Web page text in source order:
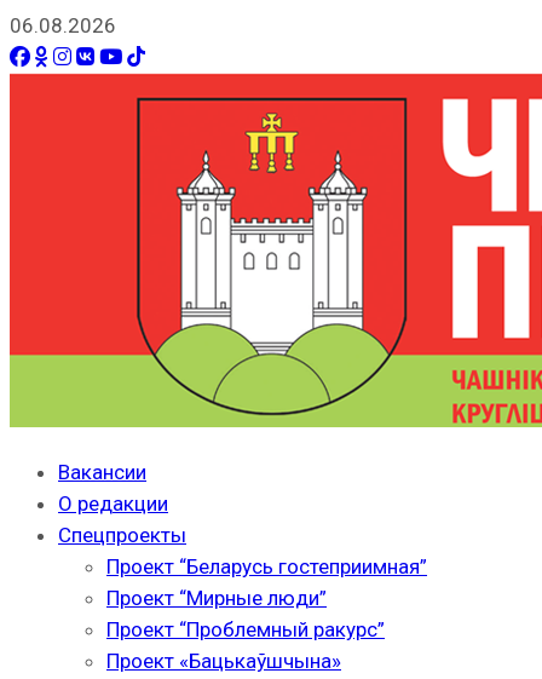
06.08.2026
Вакансии
О редакции
Спецпроекты
Проект “Беларусь гостеприимная”
Проект “Мирные люди”
Проект “Проблемный ракурс”
Проект «Бацькаўшчына»